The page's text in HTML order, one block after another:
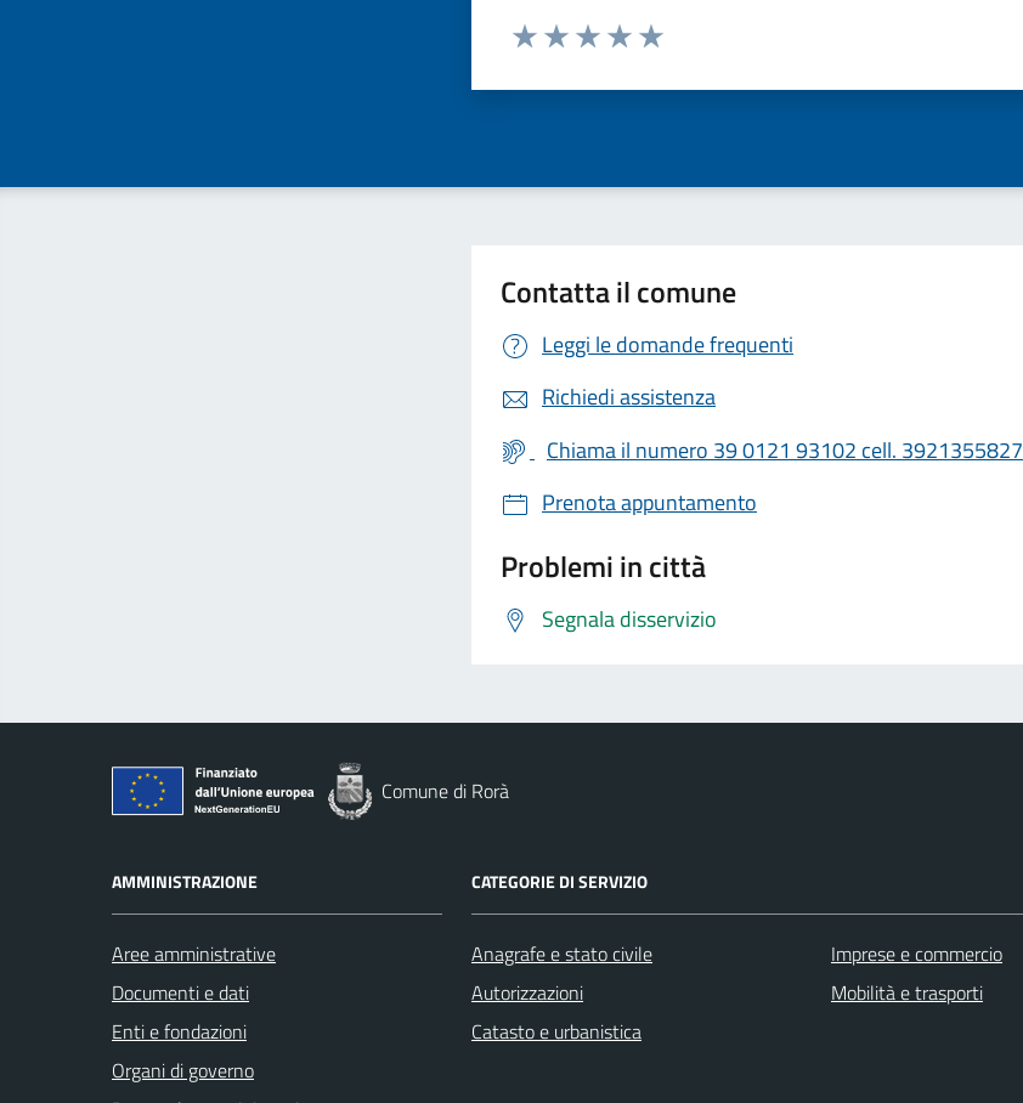
Valuta da 1 a 5 stelle la pagina
Contatta il comune
Leggi le domande frequenti
Richiedi assistenza
Chiama il numero 39 0121 93102 cell. 3921355827
Prenota appuntamento
Problemi in città
Segnala disservizio
Comune di Rorà
AMMINISTRAZIONE
Aree amministrative
Documenti e dati
Enti e fondazioni
Organi di governo
CATEGORIE DI SERVIZIO
Anagrafe e stato civile
Autorizzazioni
Catasto e urbanistica
Imprese e commercio
Mobilità e trasporti